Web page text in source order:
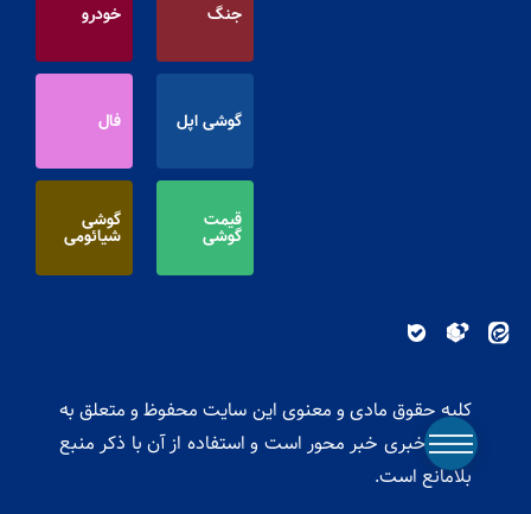
جنگ خودرو
گوشی اپل فال
قیمت
گوشی
گوشی
شیائومی
کلیه حقوق مادی و معنوی این سایت محفوظ و متعلق به
پایگاه خبری خبر محور است و استفاده از آن با ذکر منبع
بلامانع است.